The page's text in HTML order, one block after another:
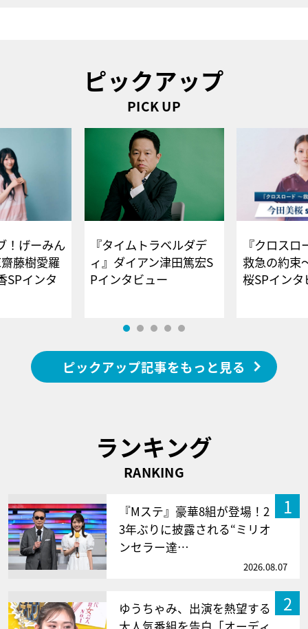
ピックアップ
PICK UP
！げーみん
藤樹愛羅
SPインタ
『タイムトラベルダデ
ィ』ダイアン津田篤宏S
Pインタビュー
『クロス
救急の約束
桜SPイ
ピックアップ記事をもっと見る
ランキング
RANKING
1
『Mステ』豪華8組が登場！2
3年ぶりに披露される“ミリオ
ンセラー達…
2026.08.07
2
ゆうちゃみ、出演を熱望する